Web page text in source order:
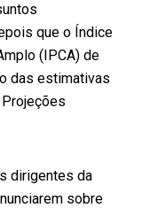
que o Índice
(IPCA) de
das estimativas
dirigentes da
sobre